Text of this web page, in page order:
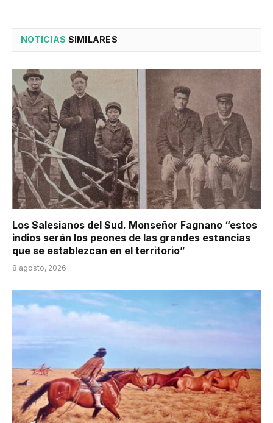
NOTICIAS SIMILARES
Los Salesianos del Sud. Monseñor Fagnano “estos
indios serán los peones de las grandes estancias
que se establezcan en el territorio”
8 agosto, 2026